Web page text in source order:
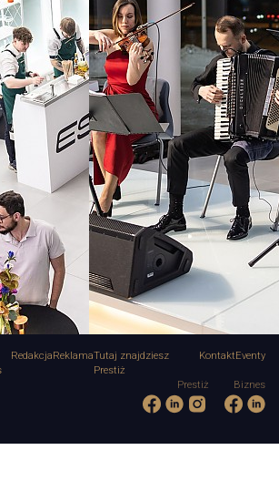
RedakcjaReklamaTutaj znajdziesz
Prestiż
KontaktEventy
Prestiż Biznes